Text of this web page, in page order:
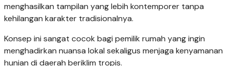
menghasilkan tampilan yang lebih kontemporer tanpa
kehilangan karakter tradisionalnya.
Konsep ini sangat cocok bagi pemilik rumah yang ingin
menghadirkan nuansa lokal sekaligus menjaga kenyamanan
hunian di daerah beriklim tropis.